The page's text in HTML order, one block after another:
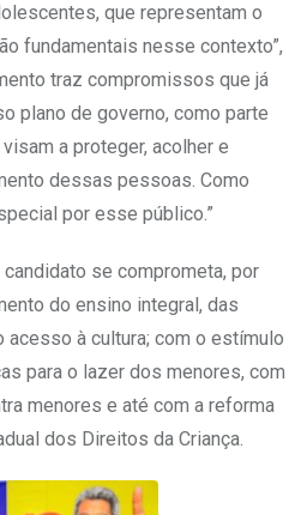
que representam o
fundamentais nesse contexto”,
traz compromissos que já
plano de governo, como parte
a proteger, acolher e
dessas pessoas. Como
por esse público.”
se comprometa, por
do ensino integral, das
à cultura; com o estímulo
para o lazer dos menores, com
menores e até com a reforma
dos Direitos da Criança.